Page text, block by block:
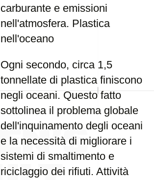
carburante e emissioni
nell'atmosfera. Plastica
nell'oceano
Ogni secondo, circa 1,5
tonnellate di plastica finiscono
negli oceani. Questo fatto
sottolinea il problema globale
dell'inquinamento degli oceani
e la necessità di migliorare i
sistemi di smaltimento e
riciclaggio dei rifiuti. Attività